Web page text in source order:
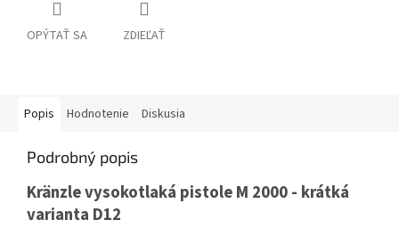
OPÝTAŤ SA ZDIEĽAŤ
Popis Hodnotenie Diskusia
Podrobný popis
Kränzle vysokotlaká pistole M 2000 - krátká
varianta D12